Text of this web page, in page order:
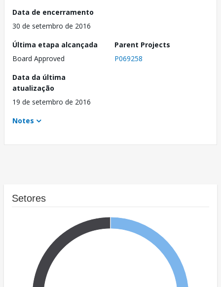
Data de encerramento
30 de setembro de 2016
Última etapa alcançada
Board Approved
Parent Projects
P069258
Data da última
atualização
19 de setembro de 2016
Notes
Setores